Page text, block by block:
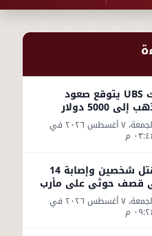
بنك UBS يتوقع صعود
الذهب إلى 5000 دولار
- التفاصيل الجمعة، ٧ أغسطس ٢٠٢٦ في
م
مقتل شخصين وإصابة 14
قصف حوثي على مأرب
الجمعة، ٧ أغسطس ٢٠٢٦ في
م